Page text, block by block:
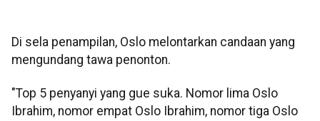
Di sela penampilan, Oslo melontarkan candaan yang
mengundang tawa penonton.
"Top 5 penyanyi yang gue suka. Nomor lima Oslo
Ibrahim, nomor empat Oslo Ibrahim, nomor tiga Oslo